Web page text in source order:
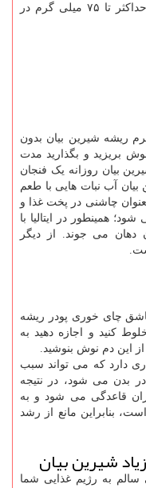
همینطور پودر ریشه شیرین بیان روزانه حداکثر تا ۷۵ میلی گرم در
دم کرده شیرین بیان باید ۵۰ گرم ریشه شیرین بیان بدون
بریزید و بگذارید مدت
بیان روزانه یک فنجان
بیان آب نبات هایی با طعم
چاشنی در پخت غذا و
همینطور در ایتالیا با
می جوند. از دیگر
چای خوری پودر ریشه
کنید و اجازه دهید به
این دم نوش بنوشید.
دارد که می تواند سبب
بدن می شود، در نتیجه
قاعدگی می شود و به
بنابراین مانع از رشد
شیرین بیان
سالم به رژیم غذایی شما